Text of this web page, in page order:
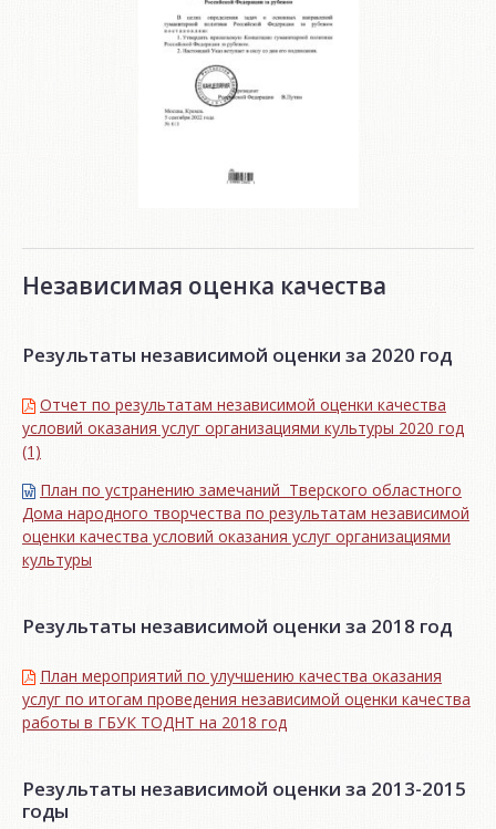
Независимая оценка качества
Результаты независимой оценки за 2020 год
Отчет по результатам независимой оценки качества
условий оказания услуг организациями культуры 2020 год
(1)
План по устранению замечаний Тверского областного
Дома народного творчества по результатам независимой
оценки качества условий оказания услуг организациями
культуры
Результаты независимой оценки за 2018 год
План мероприятий по улучшению качества оказания
услуг по итогам проведения независимой оценки качества
работы в ГБУК ТОДНТ на 2018 год
Результаты независимой оценки за 2013-2015
годы